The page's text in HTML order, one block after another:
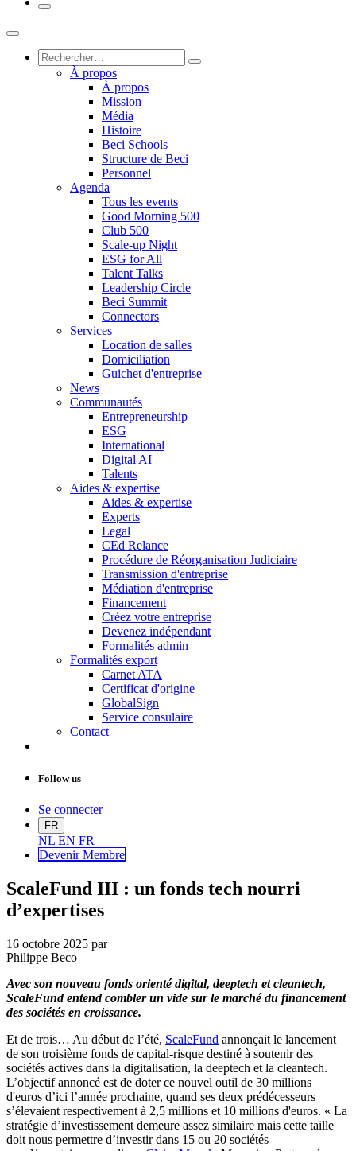
À propos
À propos
Mission
Média
Histoire
Beci Schools
Structure de Beci
Personnel
Agenda
Tous les events
Good Morning 500
Club 500
Scale-up Night
ESG for All
Talent Talks
Leadership Circle
Beci Summit
Connectors
Services
Location de salles
Domiciliation
Guichet d'entreprise
News
Communautés
Entrepreneurship
ESG
International
Digital AI
Talents
Aides & expertise
Aides & expertise
Experts
Legal
CEd Relance
Procédure de Réorganisation Judiciaire
Transmission d'entreprise
Médiation d'entreprise
Financement
Créez votre entreprise
Devenez indépendant
Formalités admin
Formalités export
Carnet ATA
Certificat d'origine
GlobalSign
Service consulaire
Contact
Follow us
Se connecter
FR
NL EN FR
Devenir Membre
ScaleFund III : un fonds tech nourri
d’expertises
16 octobre 2025 par
Philippe Beco
Avec son nouveau fonds orienté digital, deeptech et cleantech,
ScaleFund entend combler un vide sur le marché du financement
des sociétés en croissance.
Et de trois… Au début de l’été, ScaleFund annonçait le lancement
de son troisième fonds de capital-risque destiné à soutenir des
sociétés actives dans la digitalisation, la deeptech et la cleantech.
L’objectif annoncé est de doter ce nouvel outil de 30 millions
d'euros d’ici l’année prochaine, quand ses deux prédécesseurs
s’élevaient respectivement à 2,5 millions et 10 millions d'euros. « La
stratégie d’investissement demeure assez similaire mais cette taille
doit nous permettre d’investir dans 15 ou 20 sociétés